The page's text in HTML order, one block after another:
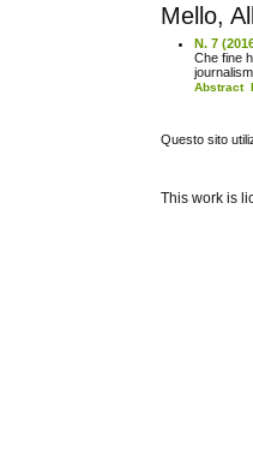
Mello,
N. 7
Che fine
Abstract
Questo sito
This work is